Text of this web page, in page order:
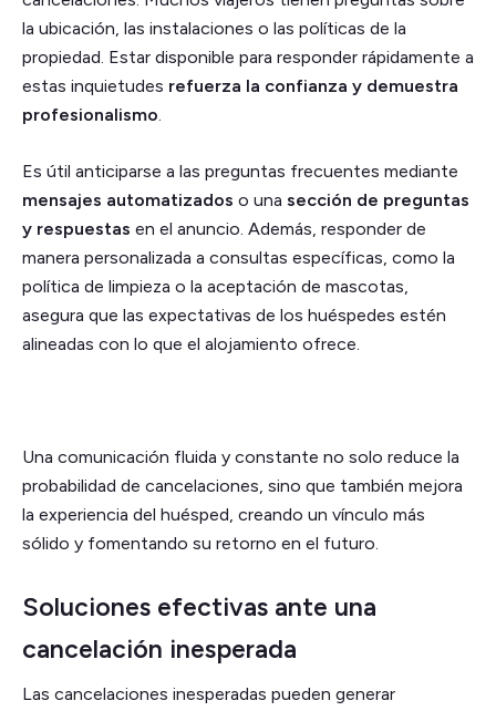
la ubicación, las instalaciones o las políticas de la
propiedad. Estar disponible para responder rápidamente a
estas inquietudes refuerza la confianza y demuestra
profesionalismo.
Es útil anticiparse a las preguntas frecuentes mediante
mensajes automatizados o una sección de preguntas
y respuestas en el anuncio. Además, responder de
manera personalizada a consultas específicas, como la
política de limpieza o la aceptación de mascotas,
asegura que las expectativas de los huéspedes estén
alineadas con lo que el alojamiento ofrece.
Una comunicación fluida y constante no solo reduce la
probabilidad de cancelaciones, sino que también mejora
la experiencia del huésped, creando un vínculo más
sólido y fomentando su retorno en el futuro.
Soluciones efectivas ante una
cancelación inesperada
Las cancelaciones inesperadas pueden generar